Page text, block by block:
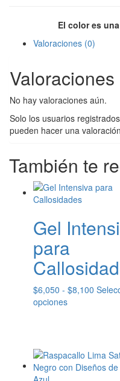
cantidad
El color es
Valoraciones (0)
Valoraciones
No hay valoraciones aún.
Solo los usuarios
pueden hacer una
También te
Gel
para
$6,050 - $8,100 Rango
hasta
$8,100
opcionesEste
variantes.
Las
opciones